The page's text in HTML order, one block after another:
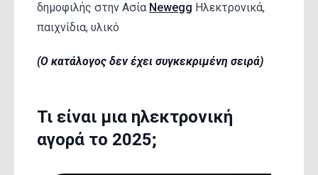
δημοφιλής στην Ασία Newegg Ηλεκτρονικά,
παιχνίδια, υλικό
(Ο κατάλογος δεν έχει συγκεκριμένη σειρά)
Τι είναι μια ηλεκτρονική
αγορά το 2025;